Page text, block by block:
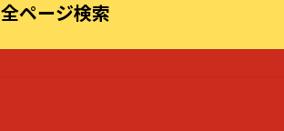
全ページ検索